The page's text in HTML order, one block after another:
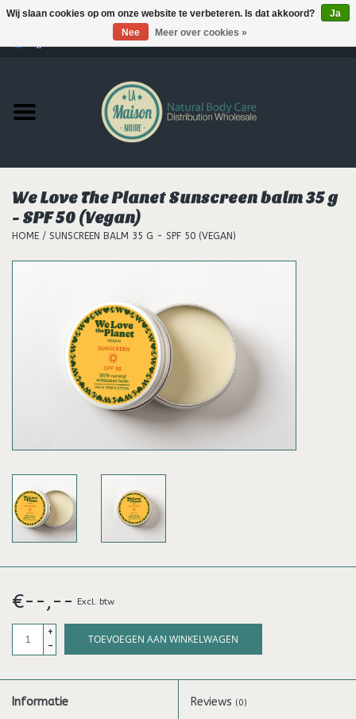
Producten
MERKEN
Support
We Love The Planet Sunscreen balm 35 g
- SPF 50 (Vegan)
HOME / SUNSCREEN BALM 35 G - SPF 50 (VEGAN)
€--,-- Excl. btw
+
-
TOEVOEGEN AAN WINKELWAGEN
Informatie Reviews (0)
Wij slaan cookies op om onze website te verbeteren. Is dat akkoord?
Ja
Nee
Meer over cookies »